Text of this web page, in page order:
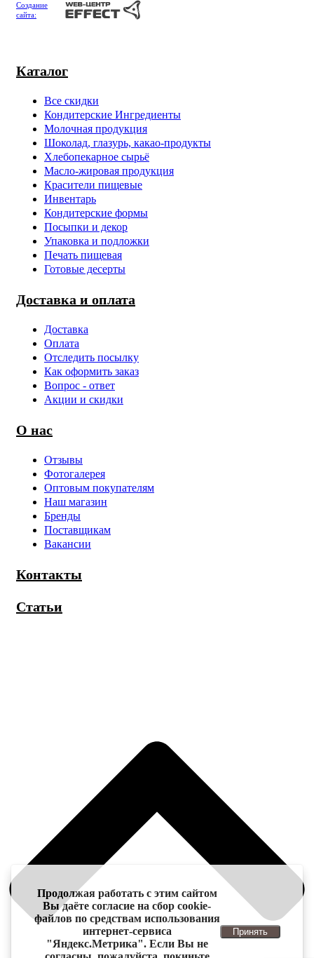
Каталог
Все скидки
Кондитерские Ингредиенты
Молочная продукция
Шоколад, глазурь, какао-продукты
Хлебопекарное сырьё
Масло-жировая продукция
Красители пищевые
Инвентарь
Кондитерские формы
Посыпки и декор
Упаковка и подложки
Печать пищевая
Готовые десерты
Доставка и оплата
Доставка
Оплата
Отследить посылку
Как оформить заказ
Вопрос - ответ
Акции и скидки
О нас
Отзывы
Фотогалерея
Оптовым покупателям
Наш магазин
Бренды
Поставщикам
Вакансии
Контакты
Статьи
Создание
сайта:
Продолжая работать с этим сайтом
Вы даёте согласие на сбор cookie-
файлов по средствам использования
интернет-сервиса
"Яндекс.Метрика". Если Вы не
Принять